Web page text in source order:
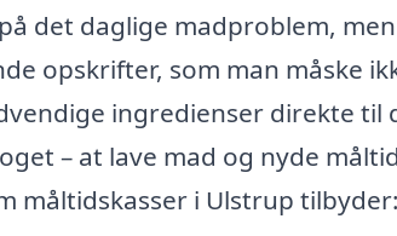
det daglige madproblem,
opskrifter, som man måske
ingredienser direkte til
– at lave mad og nyde
måltidskasser i Ulstrup tilbyder: